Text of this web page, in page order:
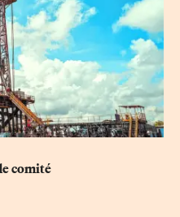
comité